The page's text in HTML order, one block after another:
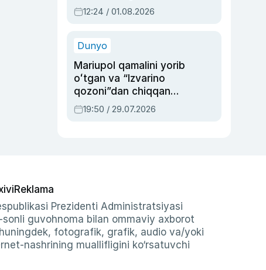
Oripovni siyosiy
ayblovlardan asrab
12:24 / 01.08.2026
Dunyo
Mariupol qamalini yorib
oʻtgan va “Izvarino
qozoni”dan chiqqan
qahramon — Ukraina
armiyasi bosh
19:50 / 29.07.2026
Reklama
Prezidenti Administratsiyasi
guvohnoma bilan ommaviy axborot
fotografik, grafik, audio va/yoki
nashrining muallifligini ko‘rsatuvchi